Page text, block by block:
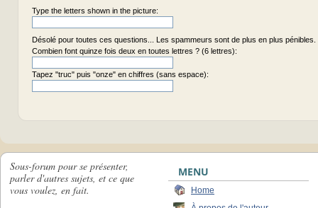
Type the letters shown in the picture:
Désolé pour toutes ces questions... Les spammeurs sont de plus en plus pénibles.
Combien font quinze fois deux en toutes lettres ? (6 lettres):
Tapez "truc" puis "onze" en chiffres (sans espace):
Sous-forum pour se présenter,
parler d'autres sujets, et ce que
vous voulez, en fait.
MENU
Home